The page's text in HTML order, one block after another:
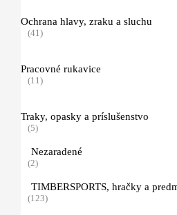
Ochrana hlavy, zraku a sluchu
(41)
Pracovné rukavice
(11)
Traky, opasky a príslušenstvo
(5)
Nezaradené
(2)
TIMBERSPORTS, hračky a
(123)